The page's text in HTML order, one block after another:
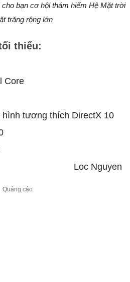
bạn cơ hội thám hiểm Hệ Mặt trời
trăng rộng lớn
thiểu:
Core
tương thích DirectX 10
Loc Nguyen